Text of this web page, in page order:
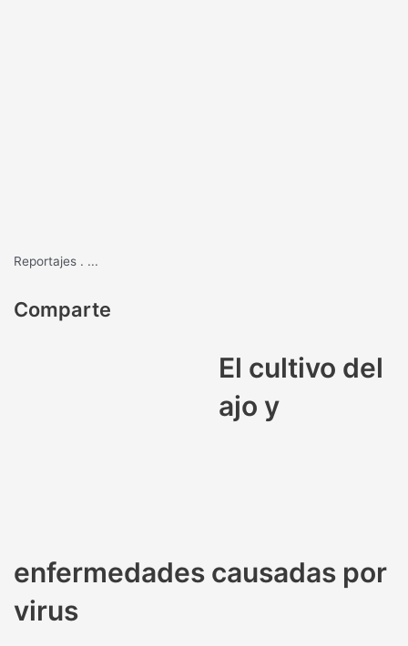
Reportajes . ...
Comparte
El cultivo del
ajo y
enfermedades causadas por
virus